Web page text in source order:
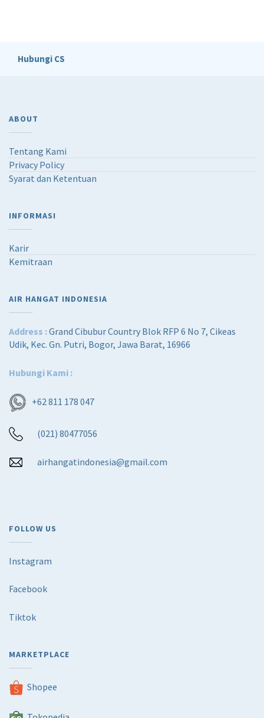
Hubungi CS
ABOUT
Tentang Kami
Privacy Policy
Syarat dan Ketentuan
INFORMASI
Karir
Kemitraan
AIR HANGAT INDONESIA
Address :Grand Cibubur Country Blok RFP 6 No 7, Cikeas
Udik, Kec. Gn. Putri, Bogor, Jawa Barat, 16966
Hubungi Kami :
+62 811 178 047
(021) 80477056
airhangatindonesia@gmail.com
FOLLOW US
Instagram
Facebook
Tiktok
MARKETPLACE
Shopee